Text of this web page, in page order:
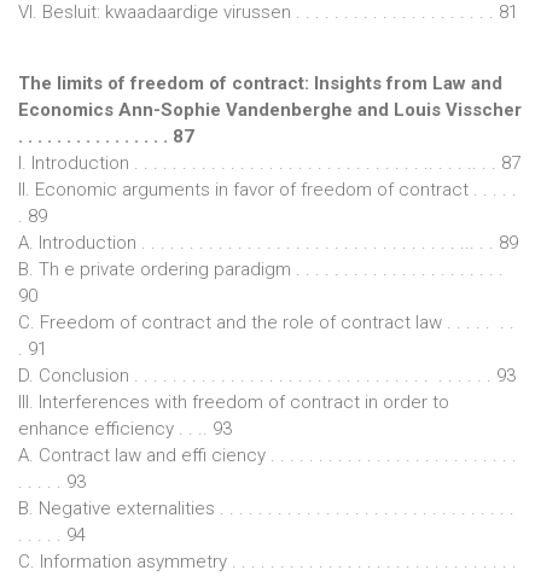
VI. Besluit: kwaadaardige virussen . . . . . . . . . . . . . . . . . . . . . 81
The limits of freedom of contract: Insights from Law and
Economics Ann-Sophie Vandenberghe and Louis Visscher
. . . . . . . . . . . . . . . . 87
I. Introduction . . . . . . . . . . . . . . . . . . . . . . . . . . . . . . .. . . . .. . . 87
II. Economic arguments in favor of freedom of contract . . . . .
. 89
A. Introduction . . . . . . . . . . . . . . . . . . . . . . . . . . . . . . . . . ... . . 89
B. Th e private ordering paradigm . . . . . . . . . . . . . . . . . . . . . .
90
C. Freedom of contract and the role of contract law . . . . . . .
. 91
D. Conclusion . . . . . . . . . . . . . . . . . . . . . . . . . . . . . . . . . . . . . 93
III. Interferences with freedom of contract in order to
enhance efficiency . . .. 93
A. Contract law and effi ciency . . . . . . . . . . . . . . . . . . . . . . . . . .
. . . . . 93
B. Negative externalities . . . . . . . . . . . . . . . . . . . . . . . . . . . . . . .
. . . . . 94
C. Information asymmetry . . . . . . . . . . . . . . . . . . . . . . . . . . . . . .